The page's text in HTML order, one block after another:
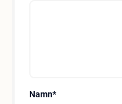
Namn*